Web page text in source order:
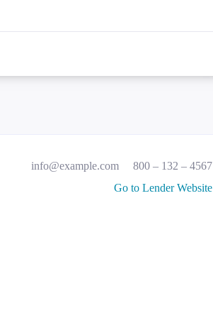
info@example.com
800 – 132 – 4567
Go to Lender Website